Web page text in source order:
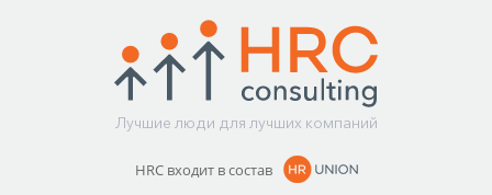
Лучшие люди для лучших компаний
HRC входит в состав